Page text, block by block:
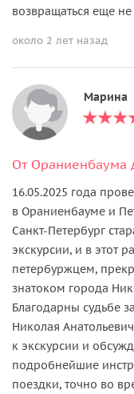
возвращаться еще
около 2 лет назад
Марина
От Ораниенбаума
16.05.2025 года
в Ораниенбауме и
Санкт-Петербург
экскурсии, и в этот
петербуржцем,
знатоком города
Благодарны судьбе
Николая
к экскурсии и
подробнейшие
поездки, точно во